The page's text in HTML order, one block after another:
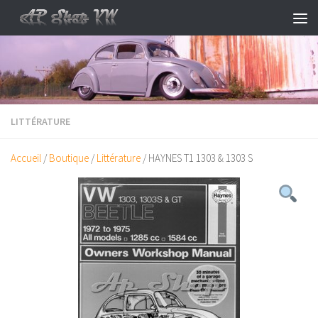
Skip to content
LITTÉRATURE
Accueil / Boutique / Littérature / HAYNES T1 1303 & 1303 S